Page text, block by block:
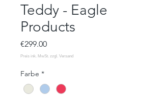
Teddy - Eagle
Products
€299.00Price
Farbe *